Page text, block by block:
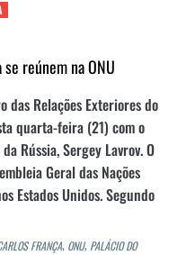
reúnem na ONU
das Relações Exteriores do
quarta-feira (21) com o
Rússia, Sergey Lavrov. O
Geral das Nações
Estados Unidos. Segundo
FRANÇA, ONU, PALÁCIO DO